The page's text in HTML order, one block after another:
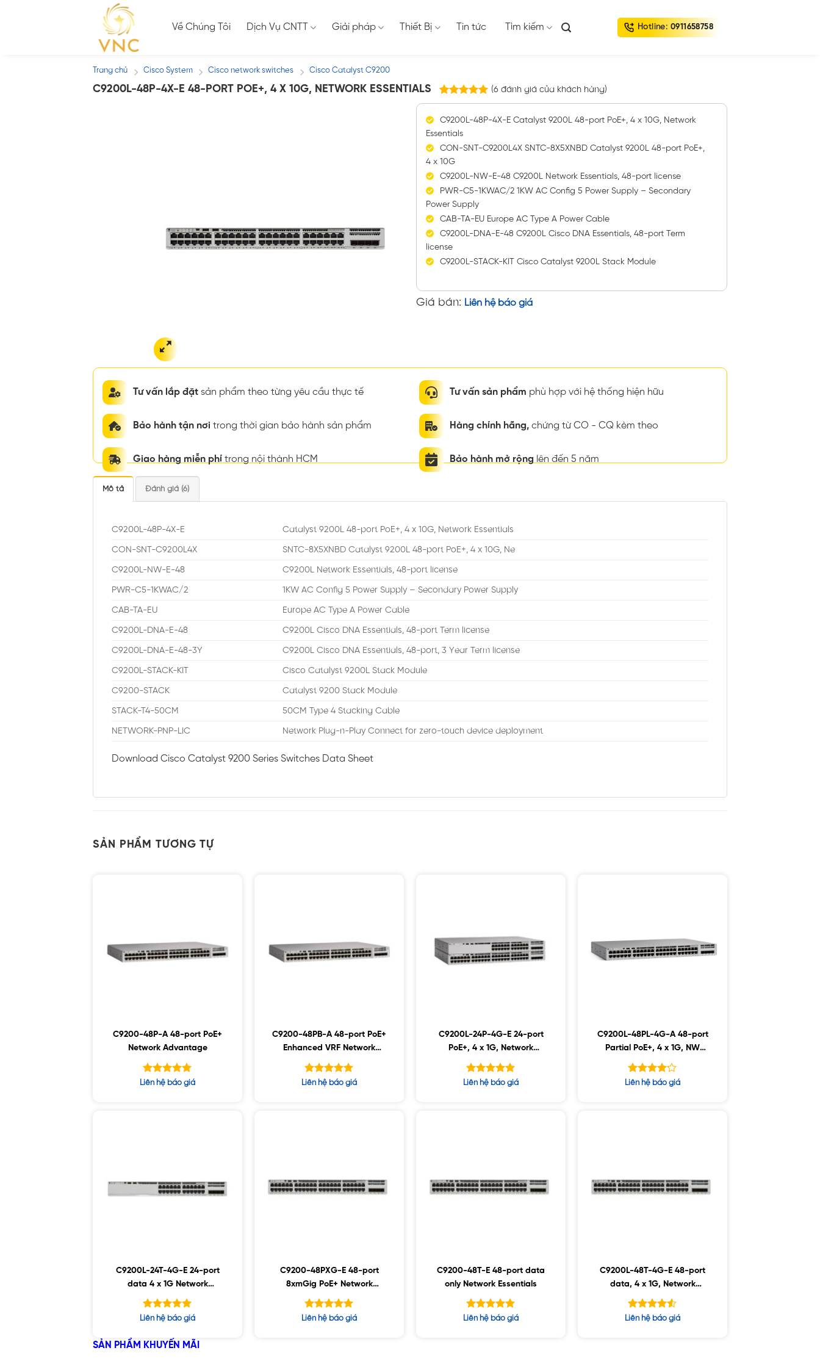
Về Chúng Tôi Dịch Vụ CNTT Giải pháp Thiết Bị Tin tức Tìm kiếm Hotline: 0911658758
Trang chủ / Cisco System / Cisco network switches / Cisco Catalyst C9200
C9200L-48P-4X-E 48-PORT POE+, 4 X 10G, NETWORK ESSENTIALS
5.00trên
5 dựa trên
6
đánh giá
(6đánh giá của khách hàng)
C9200L-48P-4X-E Catalyst 9200L 48-port PoE+, 4 x 10G, Network
Essentials
CON-SNT-C9200L4X SNTC-8X5XNBD Catalyst 9200L 48-port PoE+,
4 x 10G
C9200L-NW-E-48 C9200L Network Essentials, 48-port license
PWR-C5-1KWAC/2 1KW AC Config 5 Power Supply – Secondary
Power Supply
CAB-TA-EU Europe AC Type A Power Cable
C9200L-DNA-E-48 C9200L Cisco DNA Essentials, 48-port Term
license
C9200L-STACK-KIT Cisco Catalyst 9200L Stack Module
Giá bán: Liên hệ báo giá
Tư vấn lắp đặt sản phẩm theo từng yêu cầu thực tế
Bảo hành tận nơi trong thời gian bảo hành sản phẩm
Giao hàng miễn phí trong nội thành HCM
Tư vấn sản phẩm phù hợp với hệ thống hiện hữu
Hàng chính hãng, chứng từ CO - CQ kèm theo
Bảo hành mở rộng lên đến 5 năm
Mô tả Đánh giá (6)
C9200L-48P-4X-E Catalyst 9200L 48-port PoE+, 4 x 10G, Network Essentials
CON-SNT-C9200L4X SNTC-8X5XNBD Catalyst 9200L 48-port PoE+, 4 x 10G, Ne
C9200L-NW-E-48 C9200L Network Essentials, 48-port license
PWR-C5-1KWAC/2 1KW AC Config 5 Power Supply – Secondary Power Supply
CAB-TA-EU Europe AC Type A Power Cable
C9200L-DNA-E-48 C9200L Cisco DNA Essentials, 48-port Term license
C9200L-DNA-E-48-3Y C9200L Cisco DNA Essentials, 48-port, 3 Year Term license
C9200L-STACK-KIT Cisco Catalyst 9200L Stack Module
C9200-STACK Catalyst 9200 Stack Module
STACK-T4-50CM 50CM Type 4 Stacking Cable
NETWORK-PNP-LIC Network Plug-n-Play Connect for zero-touch device deployment
Download Cisco Catalyst 9200 Series Switches Data Sheet
SẢN PHẨM TƯƠNG TỰ
C9200-48P-A 48-port PoE+
Network Advantage
Được xếp
Liên hệ báo giá
C9200-48PB-A 48-port PoE+
Enhanced VRF Network
Advantage
Được xếp
Liên hệ báo giá
C9200L-24P-4G-E 24-port
PoE+, 4 x 1G, Network
Essentials
Được xếp
Liên hệ báo giá
C9200L-48PL-4G-A 48-port
Partial PoE+, 4 x 1G, NW
Advantage
Được xếp
Liên hệ báo giá
C9200L-24T-4G-E 24-port
data 4 x 1G Network
Essentials
Được xếp
5 sao
Liên hệ báo giá
C9200-48PXG-E 48-port
8xmGig PoE+ Network
Essentials
Được xếp
Liên hệ báo giá
C9200-48T-E 48-port data
only Network Essentials
Được xếp
Liên hệ báo giá
C9200L-48T-4G-E 48-port
data, 4 x 1G, Network
Essentials
Được xếp
Liên hệ báo giá
SẢN PHẨM KHUYẾN MÃI